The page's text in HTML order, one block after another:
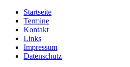
Startseite
Termine
Kontakt
Links
Impressum
Datenschutz